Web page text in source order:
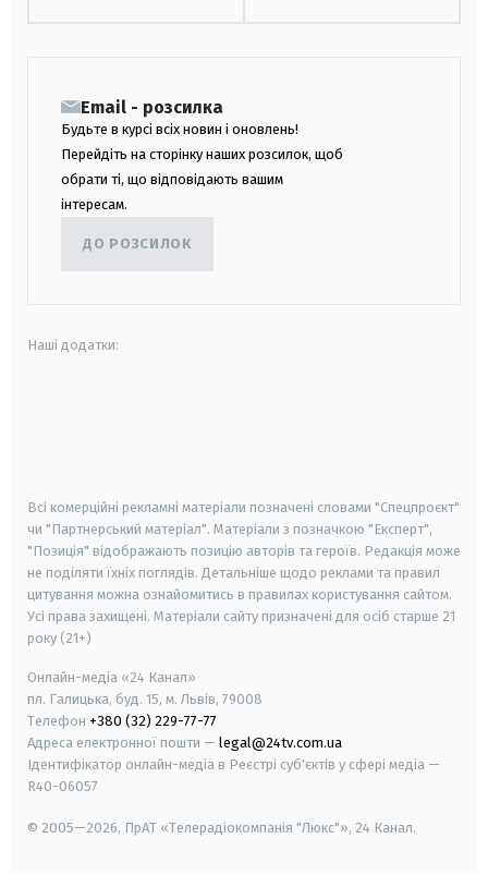
Email - розсилка
Будьте в курсі всіх новин і оновлень!
Перейдіть на сторінку наших розсилок, щоб
обрати ті, що відповідають вашим
інтересам.
ДО РОЗСИЛОК
Наші додатки:
Всі комерційні рекламні матеріали позначені словами "Спецпроєкт"
чи "Партнерський матеріал". Матеріали з позначкою "Експерт",
"Позиція" відображають позицію авторів та героїв. Редакція може
не поділяти їхніх поглядів. Детальніше щодо реклами та правил
цитування можна ознайомитись в правилах користування сайтом.
Усі права захищені. Матеріали сайту призначені для осіб старше 21
року (21+)
Онлайн-медіа «24 Канал»
пл. Галицька, буд. 15, м. Львів, 79008
Телефон +380 (32) 229-77-77
Адреса електронної пошти — legal@24tv.com.ua
Ідентифікатор онлайн-медіа в Реєстрі суб'єктів у сфері медіа —
R40-06057
© 2005—2026, ПрАТ «Телерадіокомпанія "Люкс"», 24 Канал.